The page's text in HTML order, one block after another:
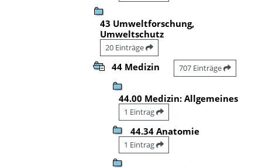
43 Umweltforschung,
Umweltschutz
20 Einträge
44 Medizin 707 Einträge
44.00 Medizin: Allgemeines
1 Eintrag
44.34 Anatomie
1 Eintrag